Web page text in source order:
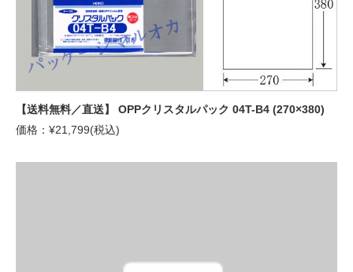
【送料無料／直送】 OPPクリスタルパック 04T-B4 (270×380)
価格：¥21,799(税込)